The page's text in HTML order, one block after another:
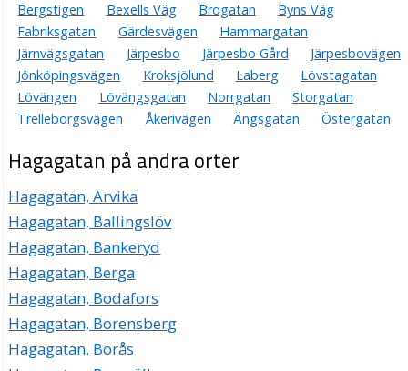
Bergstigen Bexells Väg Brogatan
Byns Väg
Fabriksgatan
Gärdesvägen
Hammargatan
Järnvägsgatan
Järpesbo Järpesbo Gård
Järpesbovägen
Jönköpingsvägen
Kroksjölund Laberg
Lövstagatan
Lövängen
Lövängsgatan Norrgatan
Storgatan
Trelleborgsvägen
Åkerivägen Ängsgatan Östergatan
Hagagatan på andra orter
Hagagatan, Arvika
Hagagatan, Ballingslöv
Hagagatan, Bankeryd
Hagagatan, Berga
Hagagatan, Bodafors
Hagagatan, Borensberg
Hagagatan, Borås